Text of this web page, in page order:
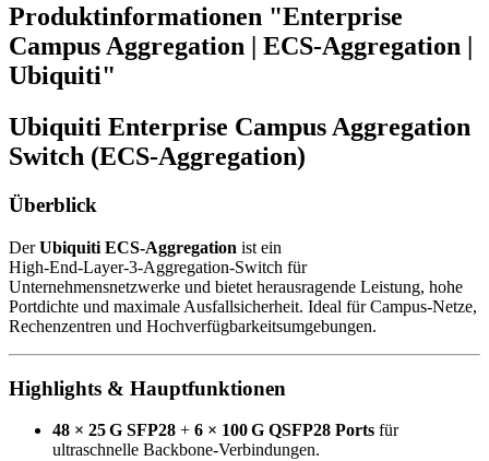
Produktinformationen "Enterprise
Campus Aggregation | ECS‑Aggregation |
Ubiquiti"
Ubiquiti Enterprise Campus Aggregation
Switch (ECS‑Aggregation)
Überblick
DerUbiquiti ECS‑Aggregation ist ein
High‑End‑Layer‑3‑Aggregation‑Switch für
Unternehmensnetzwerke und bietet herausragende Leistung, hohe
Portdichte und maximale Ausfallsicherheit. Ideal für Campus‑Netze,
Rechenzentren und Hochverfügbarkeitsumgebungen.
Highlights & Hauptfunktionen
48 × 25 G SFP28 + 6 × 100 G QSFP28 Ports für
ultraschnelle Backbone‑Verbindungen.